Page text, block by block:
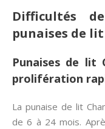
Difficultés
punaises de
Punaises de lit
prolifération
La punaise de lit
de 6 à 24 mois.